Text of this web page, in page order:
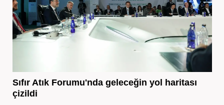
Sıfır Atık Forumu'nda geleceğin yol haritası
çizildi